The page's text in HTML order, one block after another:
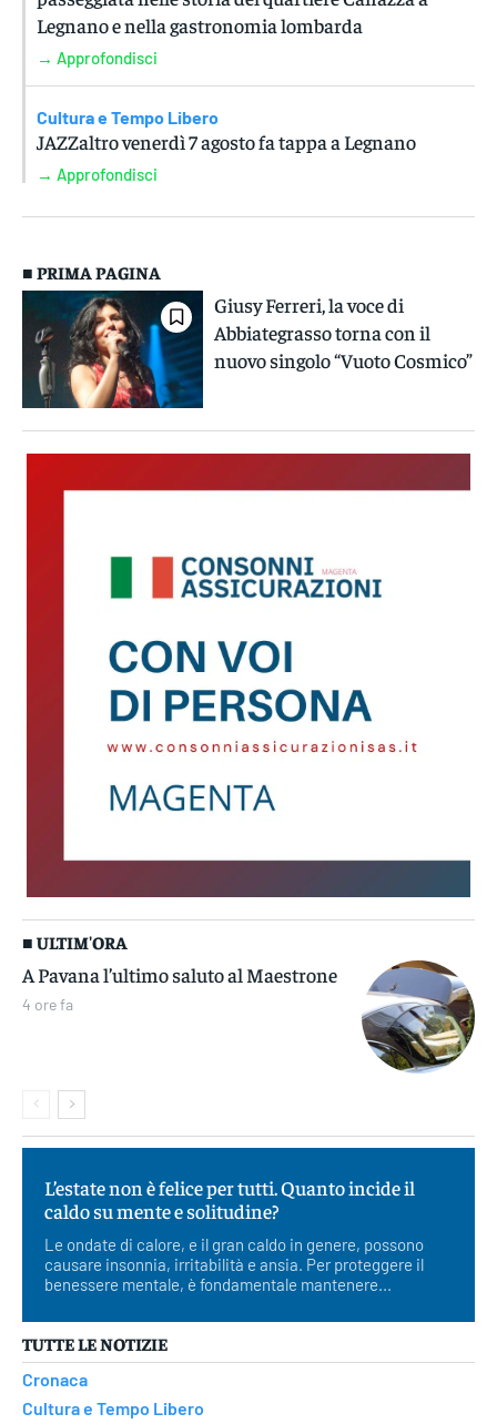
Legnano e nella gastronomia lombarda
→ Approfondisci
Cultura e Tempo Libero
JAZZaltro venerdì 7 agosto fa tappa a Legnano
→ Approfondisci
■ PRIMA PAGINA
Giusy Ferreri, la voce di
Abbiategrasso torna con il
nuovo singolo “Vuoto Cosmico”
■ ULTIM'ORA
A Pavana l’ultimo saluto al Maestrone
4 ore fa
L’estate non è felice per tutti. Quanto incide il
caldo su mente e solitudine?
Le ondate di calore, e il gran caldo in genere, possono
causare insonnia, irritabilità e ansia. Per proteggere il
benessere mentale, è fondamentale mantenere...
TUTTE LE NOTIZIE
Cronaca
Cultura e Tempo Libero